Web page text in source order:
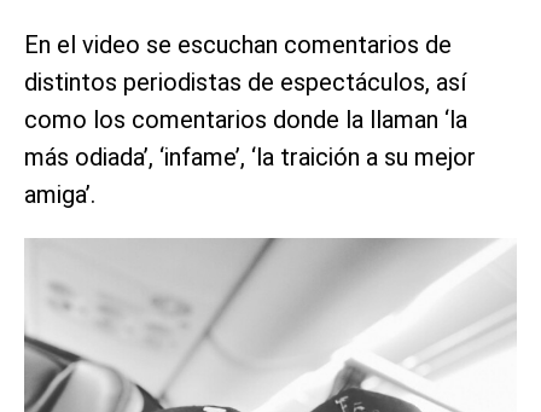
En el video se escuchan comentarios de
distintos periodistas de espectáculos, así
como los comentarios donde la llaman ‘la
más odiada’, ‘infame’, ‘la traición a su mejor
amiga’.